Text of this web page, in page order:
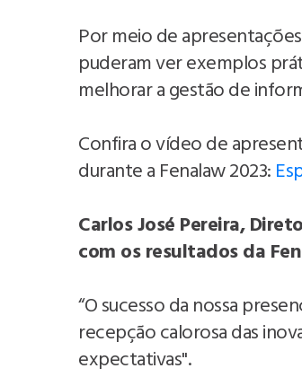
Por meio de
puderam ver exemplos
melhorar a gestão de
Confira o vídeo de
durante a Fenalaw 2023:
Carlos José Pereira,
com os resultados da
“O sucesso da nossa
recepção calorosa das
expectativas".